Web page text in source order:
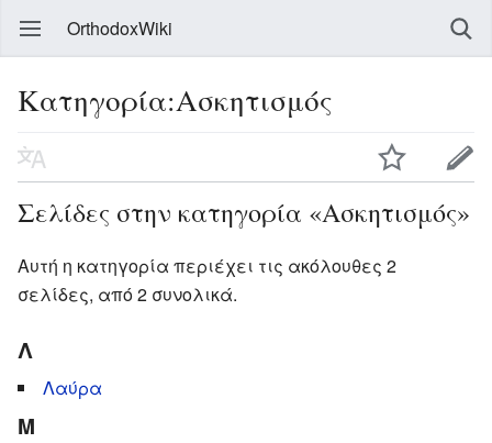
OrthodoxWiki
Κατηγορία:Ασκητισμός
Σελίδες στην κατηγορία «Ασκητισμός»
Αυτή η κατηγορία περιέχει τις ακόλουθες 2
σελίδες, από 2 συνολικά.
Λ
Λαύρα
Μ